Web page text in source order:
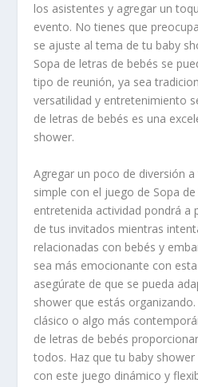
los asistentes y agregar un
evento. No tienes que
se ajuste al tema de tu baby
Sopa de letras de bebés se
tipo de reunión, ya sea
versatilidad y entretenimiento
de letras de bebés es una
shower.
Agregar un poco de diversión
simple con el juego de Sopa
entretenida actividad pondrá a
de tus invitados mientras
relacionadas con bebés y
sea más emocionante con
asegúrate de que se pueda
shower que estás
clásico o algo más
de letras de bebés
todos. Haz que tu baby
con este juego dinámico y